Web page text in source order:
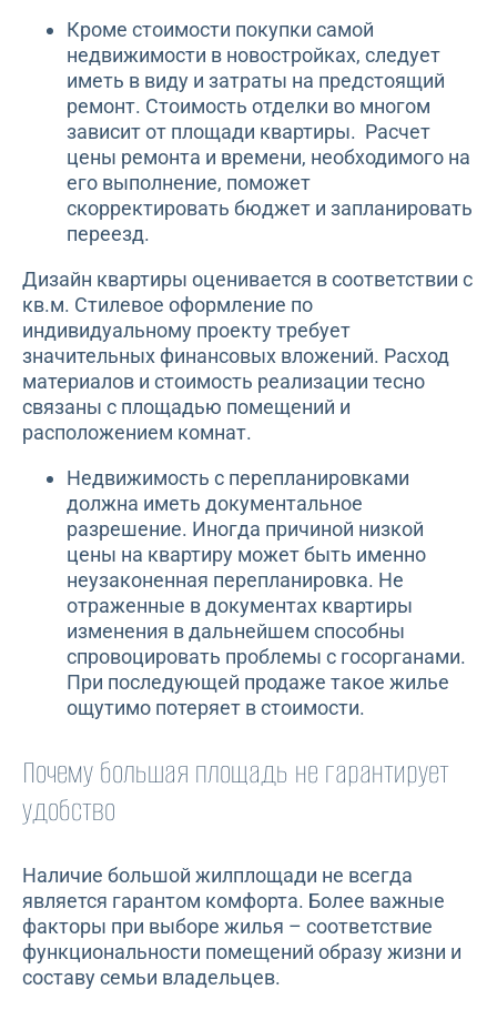
Кроме стоимости покупки самой
недвижимости в новостройках, следует
иметь в виду и затраты на предстоящий
ремонт. Стоимость отделки во многом
зависит от площади квартиры. Расчет
цены ремонта и времени, необходимого на
его выполнение, поможет
скорректировать бюджет и запланировать
переезд.
Дизайн квартиры оценивается в соответствии с
кв.м. Стилевое оформление по
индивидуальному проекту требует
значительных финансовых вложений. Расход
материалов и стоимость реализации тесно
связаны с площадью помещений и
расположением комнат.
Недвижимость с перепланировками
должна иметь документальное
разрешение. Иногда причиной низкой
цены на квартиру может быть именно
неузаконенная перепланировка. Не
отраженные в документах квартиры
изменения в дальнейшем способны
спровоцировать проблемы с госорганами.
При последующей продаже такое жилье
ощутимо потеряет в стоимости.
Почему большая площадь не гарантирует
удобство
Наличие большой жилплощади не всегда
является гарантом комфорта. Более важные
факторы при выборе жилья – соответствие
функциональности помещений образу жизни и
составу семьи владельцев.